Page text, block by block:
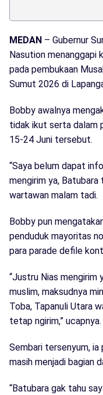
MEDAN – Gubernur
Nasution menanggapi
pada pembukaan
Sumut 2026 di
Bobby awalnya
tidak ikut serta dalam
15-24 Juni tersebut.
“Saya belum dapat
mengirim ya, Batubara
wartawan malam tadi.
Bobby pun
penduduk mayoritas
para parade defile
“Justru Nias mengirim
muslim, maksudnya
Toba, Tapanuli Utara
tetap ngirim,” ucapnya.
Sembari tersenyum, ia
masih menjadi bagian
“Batubara gak tahu